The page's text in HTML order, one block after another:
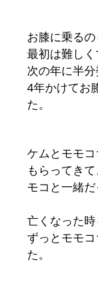
お膝に乗るの
最初は難しく
次の年に半
4年かけてお
た。
ケムとモモ
もらってき
モコと一緒
亡くなった時
ずっとモモ
た。